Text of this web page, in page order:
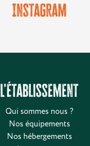
Instagram
L'établissement
Qui sommes nous ?
Nos équipements
Nos hébergements